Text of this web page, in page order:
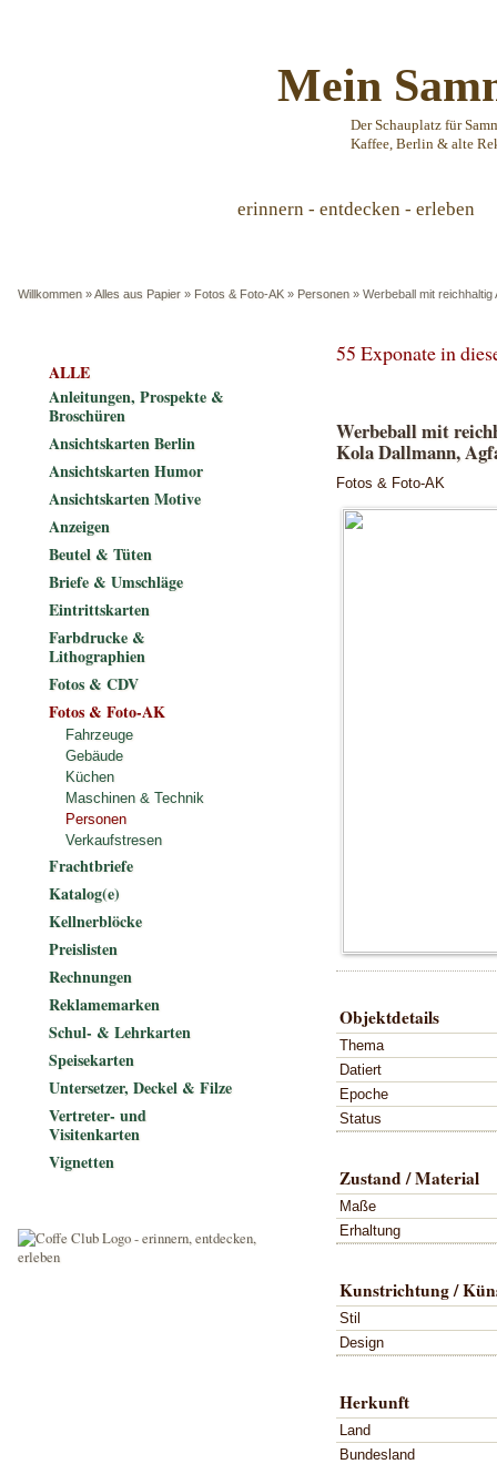
Mein
Der Schauplatz für
Kaffee, Berlin & alte
erinnern - entdecken - erleben
Willkommen »Alles aus Papier » Fotos & Foto-AK » Personen » Werbeball mit reichhaltig
55 Exponate in
Werbeball mit
Kola Dallmann,
Fotos & Foto-AK
Objektdetails
Thema
Datiert
Epoche
Status
Zustand / Material
Maße
Erhaltung
Kunstrichtung /
Stil
Design
Herkunft
Land
Bundesland
ALLE
Anleitungen, Prospekte &
Broschüren
Ansichtskarten Berlin
Ansichtskarten Humor
Ansichtskarten Motive
Anzeigen
Beutel & Tüten
Briefe & Umschläge
Eintrittskarten
Farbdrucke &
Lithographien
Fotos & CDV
Fotos & Foto-AK
Fahrzeuge
Gebäude
Küchen
Maschinen & Technik
Personen
Verkaufstresen
Frachtbriefe
Katalog(e)
Kellnerblöcke
Preislisten
Rechnungen
Reklamemarken
Schul- & Lehrkarten
Speisekarten
Untersetzer, Deckel & Filze
Vertreter- und
Visitenkarten
Vignetten